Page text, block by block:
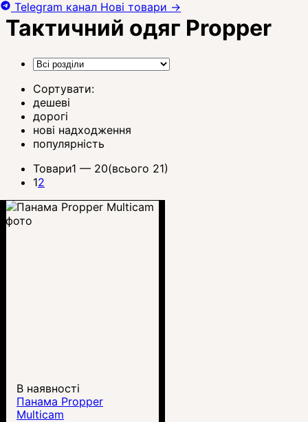
Тактичний одяг Propper
Сортувати:
дешеві
дорогі
нові надходження
популярність
Товари1 — 20(всього 21)
12
В наявності
Панама Propper
Multicam
Telegram канал Нові товари →